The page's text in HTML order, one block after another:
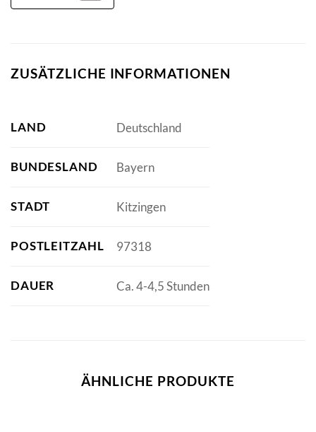
ZUSÄTZLICHE INFORMATIONEN
LAND Deutschland
BUNDESLAND Bayern
STADT Kitzingen
POSTLEITZAHL 97318
DAUER Ca. 4-4,5 Stunden
ÄHNLICHE PRODUKTE